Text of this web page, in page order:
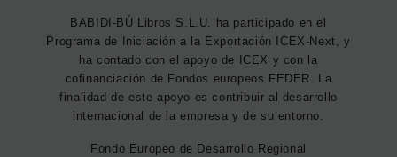
BABIDI-BÚ Libros S.L.U. ha participado en el
Programa de Iniciación a la Exportación ICEX-Next, y
ha contado con el apoyo de ICEX y con la
cofinanciación de Fondos europeos FEDER. La
finalidad de este apoyo es contribuir al desarrollo
internacional de la empresa y de su entorno.
Fondo Europeo de Desarrollo Regional